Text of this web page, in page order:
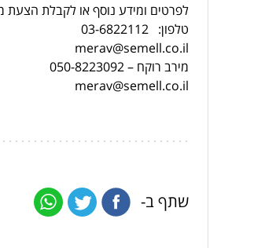
לפרטים ומידע נוסף או לקבלת הצעת
טלפון: 03-6822112
merav@semell.co.il
מירב רוקח – 050-8223092
merav@semell.co.il
שתף ב-